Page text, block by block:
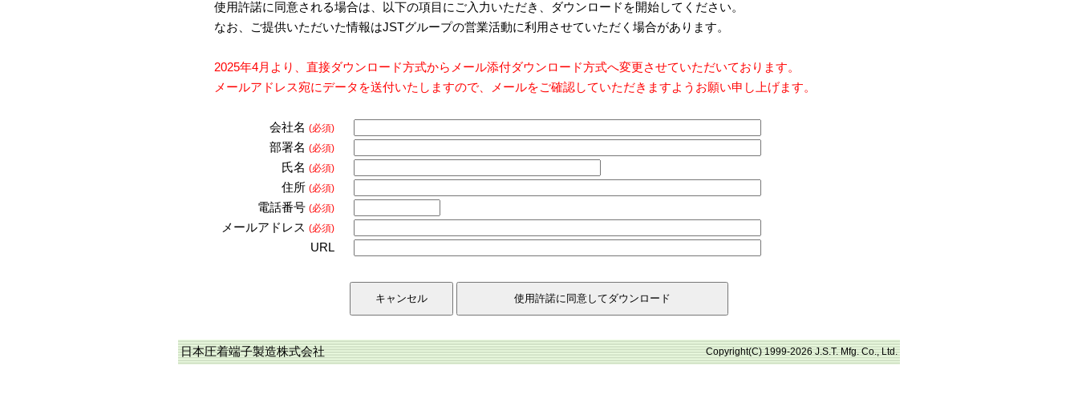
使用許諾に同意される場合は、以下の項目にご入力いただき、ダウンロードを開始してください。
なお、ご提供いただいた情報はJSTグループの営業活動に利用させていただく場合があります。
2025年4月より、直接ダウンロード方式からメール添付ダウンロード方式へ変更させていただいております。
メールアドレス宛にデータを送付いたしますので、メールをご確認していただきますようお願い申し上げます。
会社名 (必須)
部署名 (必須)
氏名 (必須)
住所 (必須)
電話番号 (必須)
メールアドレス (必須)
URL
日本圧着端子製造株式会社 Copyright(C) 1999-2026 J.S.T. Mfg. Co., Ltd.